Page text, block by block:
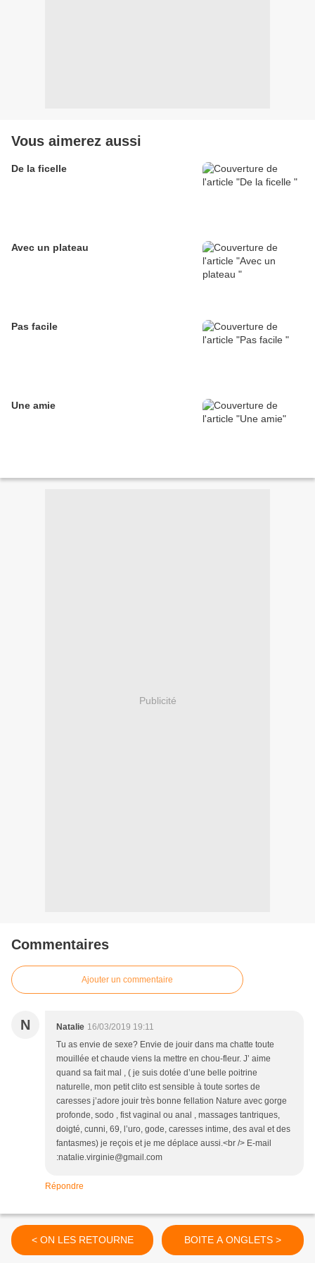
Vous aimerez aussi
De la ficelle
Avec un plateau
Pas facile
Une amie
Publicité
Commentaires
Ajouter un commentaire
N Natalie 16/03/2019 19:11
Tu as envie de sexe? Envie de jouir dans ma chatte toute
mouillée et chaude viens la mettre en chou-fleur. J’ aime
quand sa fait mal , ( je suis dotée d’une belle poitrine
naturelle, mon petit clito est sensible à toute sortes de
caresses j’adore jouir très bonne fellation Nature avec gorge
profonde, sodo , fist vaginal ou anal , massages tantriques,
doigté, cunni, 69, l’uro, gode, caresses intime, des aval et des
fantasmes) je reçois et je me déplace aussi.<br /> E-mail
:natalie.virginie@gmail.com
Répondre
< ON LES RETOURNE BOITE A ONGLETS >